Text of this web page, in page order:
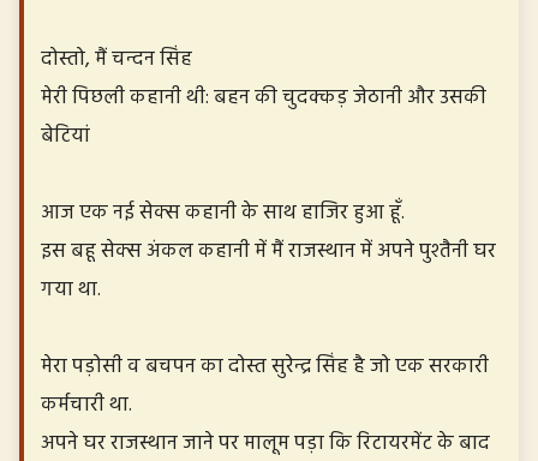
दोस्तो, मैं चन्दन सिंह
मेरी पिछली कहानी थी: बहन की चुदक्कड़ जेठानी और उसकी
बेटियां
आज एक नई सेक्स कहानी के साथ हाजिर हुआ हूँ.
इस बहू सेक्स अंकल कहानी में मैं राजस्थान में अपने पुश्तैनी घर
गया था.
मेरा पड़ोसी व बचपन का दोस्त सुरेन्द्र सिंह है जो एक सरकारी
कर्मचारी था.
अपने घर राजस्थान जाने पर मालूम पड़ा कि रिटायरमेंट के बाद